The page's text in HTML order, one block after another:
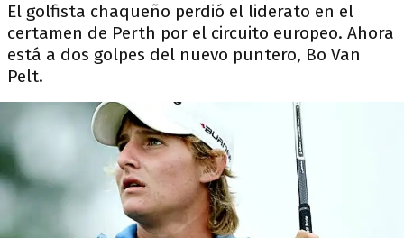
El golfista chaqueño perdió el liderato en el
certamen de Perth por el circuito europeo. Ahora
está a dos golpes del nuevo puntero, Bo Van
Pelt.